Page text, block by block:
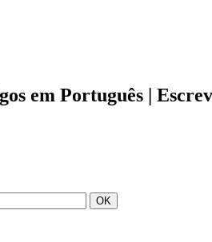
em Português |